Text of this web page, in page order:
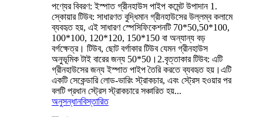
পণ্যের বিবরণ: ইস্পাত গ্রীনহাউস পাইপ কমেন্ট উপাদান 1.
স্কোয়ার টিউব: সাধারণত বুদ্ধিমান গ্রীনহাউসের উল্লম্ব কলামে
ব্যবহৃত হয়, এই সাধারণ স্পেসিফিকেশনটি 70*50,50*100,
100*100, 120*120, 150*150 বা অন্যান্য বড়
বর্গক্ষেত্র। টিউব, ছোট বর্গাকার টিউব যেমন গ্রীনহাউস
অনুভূমিক টাই বারের জন্য 50*50।2.বৃত্তাকার টিউব: এটি
গ্রীনহাউসের জন্য ইস্পাত পাইপ তৈরি করতে ব্যবহৃত হয়।এটি
একটি সেকেন্ডারি লোড-ভারিং স্ট্রাকচার, এবং স্ট্রেস হওয়ার পর
বলটি প্রধান স্ট্রেস স্ট্রাকচারে সঞ্চারিত হয়...
অনুসন্ধানবিস্তারিত